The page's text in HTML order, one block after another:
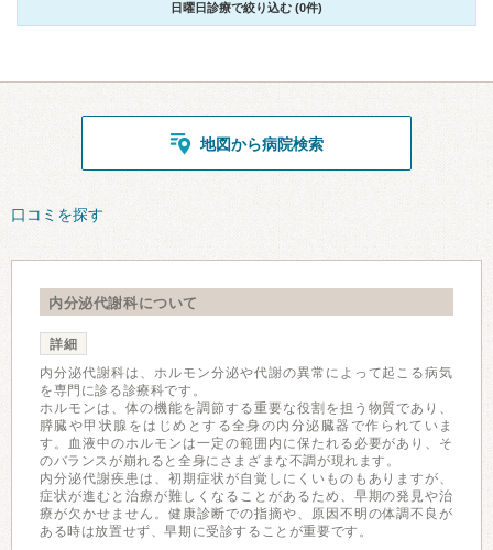
日曜日診療で絞り込む (0件)
地図から病院検索
口コミを探す
内分泌代謝科について
詳細
内分泌代謝科は、ホルモン分泌や代謝の異常によって起こる病気
を専門に診る診療科です。
ホルモンは、体の機能を調節する重要な役割を担う物質であり、
膵臓や甲状腺をはじめとする全身の内分泌臓器で作られていま
す。血液中のホルモンは一定の範囲内に保たれる必要があり、そ
のバランスが崩れると全身にさまざまな不調が現れます。
内分泌代謝疾患は、初期症状が自覚しにくいものもありますが、
症状が進むと治療が難しくなることがあるため、早期の発見や治
療が欠かせません。健康診断での指摘や、原因不明の体調不良が
ある時は放置せず、早期に受診することが重要です。